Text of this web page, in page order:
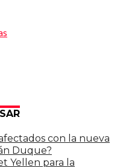
con la nueva
Duque?
Yellen para la